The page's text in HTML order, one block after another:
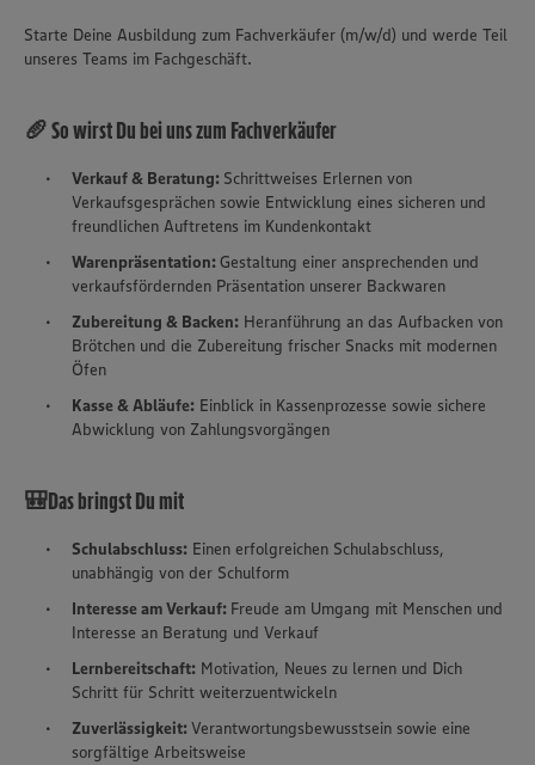
Starte Deine Ausbildung zum Fachverkäufer (m/w/d) und werde Teil
unseres Teams im Fachgeschäft.
🥖 So wirst Du bei uns zum Fachverkäufer
Verkauf & Beratung: Schrittweises Erlernen von
Verkaufsgesprächen sowie Entwicklung eines sicheren und
freundlichen Auftretens im Kundenkontakt
Warenpräsentation:Gestaltung einer ansprechenden und
verkaufsfördernden Präsentation unserer Backwaren
Zubereitung & Backen: Heranführung an das Aufbacken von
Brötchen und die Zubereitung frischer Snacks mit modernen
Öfen
Kasse & Abläufe: Einblick in Kassenprozesse sowie sichere
Abwicklung von Zahlungsvorgängen
🎒Das bringst Du mit
Schulabschluss: Einen erfolgreichen Schulabschluss,
unabhängig von der Schulform
Interesse am Verkauf: Freude am Umgang mit Menschen und
Interesse an Beratung und Verkauf
Lernbereitschaft: Motivation, Neues zu lernen und Dich
Schritt für Schritt weiterzuentwickeln
Zuverlässigkeit:Verantwortungsbewusstsein sowie eine
sorgfältige Arbeitsweise